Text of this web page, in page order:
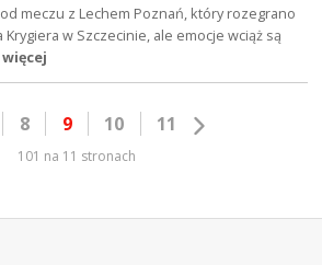
meczu z Lechem Poznań, który rozegrano
w Szczecinie, ale emocje wciąż są
8 9 10 11
101 na 11 stronach